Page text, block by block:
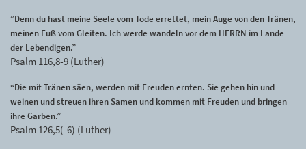
“Denn du hast meine Seele vom Tode errettet, mein Auge von den Tränen,
meinen Fuß vom Gleiten. Ich werde wandeln vor dem HERRN im Lande
der Lebendigen.”
Psalm 116,8-9 (Luther)
“Die mit Tränen säen, werden mit Freuden ernten. Sie gehen hin und
weinen und streuen ihren Samen und kommen mit Freuden und bringen
ihre Garben.”
Psalm 126,5(-6) (Luther)